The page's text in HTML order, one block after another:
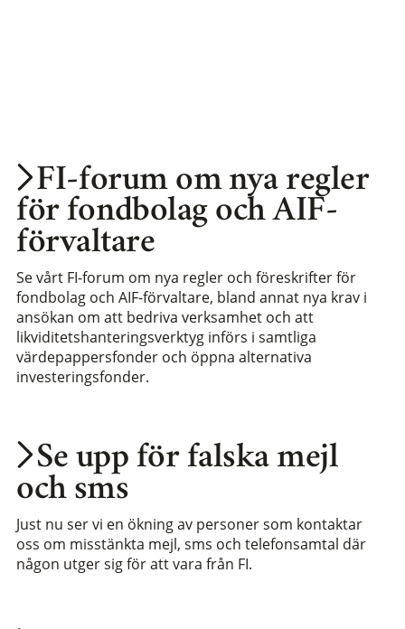
Se upp för falska mejl
och sms
Just nu ser vi en ökning av personer som kontaktar
oss om misstänkta mejl, sms och telefonsamtal där
någon utger sig för att vara från FI.
FI-forum om nya regler
för fondbolag och AIF-
förvaltare
Se vårt FI-forum om nya regler och föreskrifter för
fondbolag och AIF-förvaltare, bland annat nya krav i
ansökan om att bedriva verksamhet och att
likviditetshanteringsverktyg införs i samtliga
värdepappersfonder och öppna alternativa
investeringsfonder.